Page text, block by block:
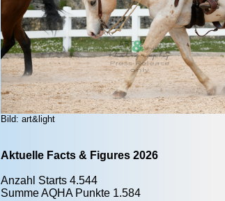
Bild: art&light
Aktuelle Facts & Figures 2026
Anzahl Starts 4.544
Summe AQHA Punkte 1.584